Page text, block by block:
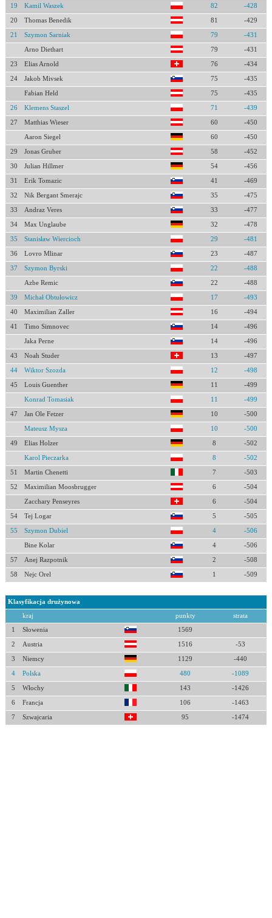
19 Kamil Waszek 82 -428
20 Thomas Benedik 81 -429
21 Szymon Sarniak 79 -431
Arno Diethart 79 -431
23 Elias Arnold 76 -434
24 Jakob Mivsek 75 -435
Fabian Held 75 -435
26 Klemens Staszel 71 -439
27 Matthias Wieser 60 -450
Aaron Siegel 60 -450
29 Jonas Gruber 58 -452
30 Julian Hillmer 54 -456
31 Erik Tomazic 41 -469
32 Nik Bergant Smerajc 35 -475
33 Andraz Veres 33 -477
34 Max Unglaube 32 -478
35 Stanisław Wiercioch 29 -481
36 Lovro Mlinar 23 -487
37 Szymon Byrski 22 -488
Azbe Remic 22 -488
39 Michał Obtułowicz 17 -493
40 Maximilian Zaller 16 -494
41 Timo Simnovec 14 -496
Jaka Perne 14 -496
43 Noah Studer 13 -497
44 Wiktor Szozda 12 -498
45 Louis Guenther 11 -499
Konrad Tomasiak 11 -499
47 Jan Ole Fetzer 10 -500
Mateusz Mysza 10 -500
49 Elias Holzer 8 -502
Karol Pieczarka 8 -502
51 Martin Chenetti 7 -503
52 Maximilian Moosbrugger 6 -504
Zacchary Penseyres 6 -504
54 Tej Logar 5 -505
55 Szymon Dubiel 4 -506
Bine Kolar 4 -506
57 Anej Razpotnik 2 -508
58 Nejc Orel 1 -509
Klasyfikacja drużynowa
kraj punkty strata
1 Słowenia 1569
2 Austria 1516 -53
3 Niemcy 1129 -440
4 Polska 480 -1089
5 Włochy 143 -1426
6 Francja 106 -1463
7 Szwajcaria 95 -1474